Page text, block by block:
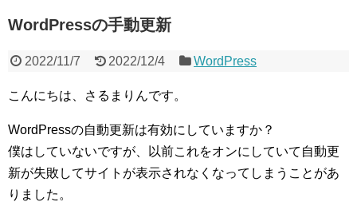
WordPressの手動更新
2022/11/7 2022/12/4 WordPress
こんにちは、さるまりんです。
WordPressの自動更新は有効にしていますか？
僕はしていないですが、以前これをオンにしていて自動更
新が失敗してサイトが表示されなくなってしまうことがあ
りました。